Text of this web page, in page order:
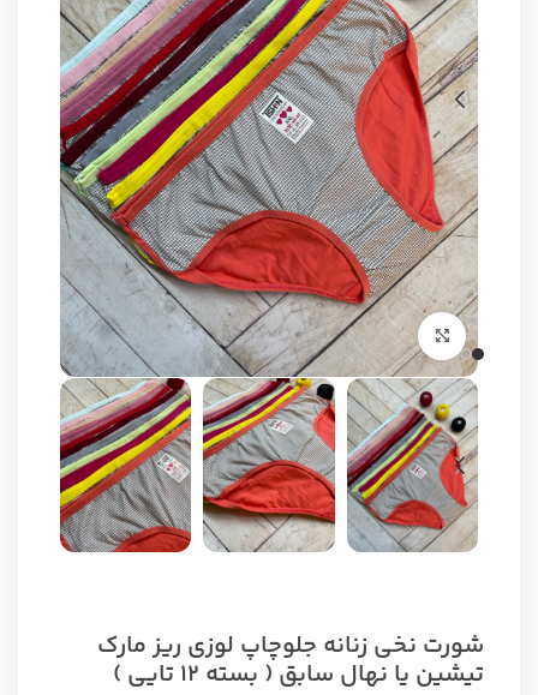
برای بزرگنمایی کلیک کنید
شورت نخی زنانه جلوچاپ لوزی ریز مارک
تیشین یا نهال سابق ( بسته ۱۲ تایی )